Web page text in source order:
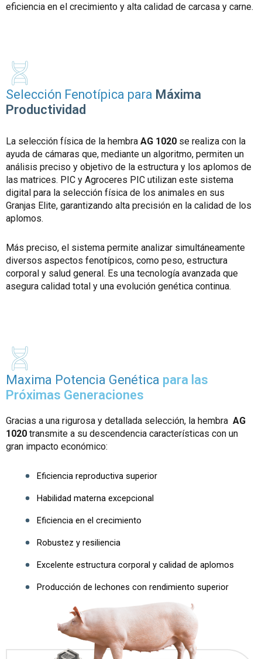
eficiencia en el crecimiento y alta calidad de carcasa y carne.
Selección Fenotípica para Máxima
Productividad
La selección física de la hembra AG 1020 se realiza con la
ayuda de cámaras que, mediante un algoritmo, permiten un
análisis preciso y objetivo de la estructura y los aplomos de
las matrices. PIC y Agroceres PIC utilizan este sistema
digital para la selección física de los animales en sus
Granjas Elite, garantizando alta precisión en la calidad de los
aplomos.
Más preciso, el sistema permite analizar simultáneamente
diversos aspectos fenotípicos, como peso, estructura
corporal y salud general. Es una tecnología avanzada que
asegura calidad total y una evolución genética continua.
Maxima Potencia Genética para las
Próximas Generaciones
Gracias a una rigurosa y detallada selección, la hembra AG
1020 transmite a su descendencia características con un
gran impacto económico:
Eficiencia reproductiva superior
Habilidad materna excepcional
Eficiencia en el crecimiento
Robustez y resiliencia
Excelente estructura corporal y calidad de aplomos
Producción de lechones con rendimiento superior
Vea también: